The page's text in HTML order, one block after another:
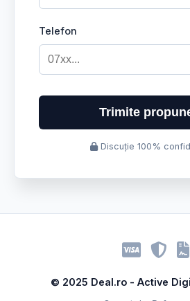
Telefon
Trimite
Discuție 100%
© 2025 Deal.ro - Active